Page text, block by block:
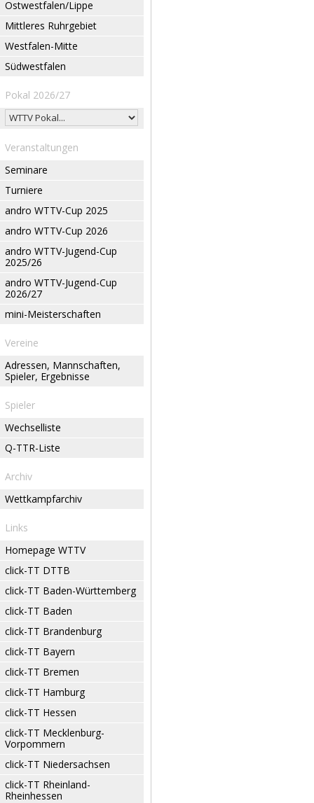
Ostwestfalen/Lippe
Mittleres Ruhrgebiet
Westfalen-Mitte
Südwestfalen
Pokal 2026/27
Veranstaltungen
Seminare
Turniere
andro WTTV-Cup 2025
andro WTTV-Cup 2026
andro WTTV-Jugend-Cup
2025/26
andro WTTV-Jugend-Cup
2026/27
mini-Meisterschaften
Vereine
Adressen, Mannschaften,
Spieler, Ergebnisse
Spieler
Wechselliste
Q-TTR-Liste
Archiv
Wettkampfarchiv
Links
Homepage WTTV
click-TT DTTB
click-TT Baden-Württemberg
click-TT Baden
click-TT Brandenburg
click-TT Bayern
click-TT Bremen
click-TT Hamburg
click-TT Hessen
click-TT Mecklenburg-
Vorpommern
click-TT Niedersachsen
click-TT Rheinland-
Rheinhessen